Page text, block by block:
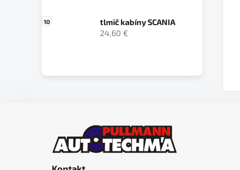
tlmič kabíny SCANIA
24,60 €